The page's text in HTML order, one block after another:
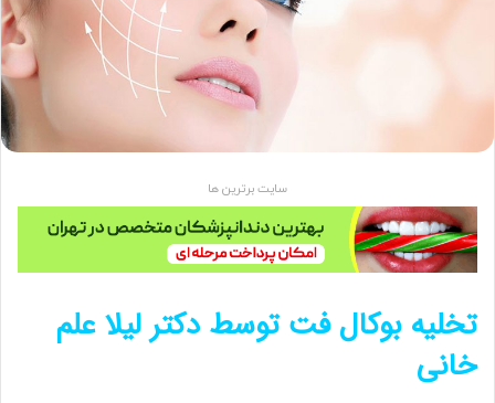
سایت برترین ها
تخلیه بوکال فت توسط دکتر لیلا علم
خانی